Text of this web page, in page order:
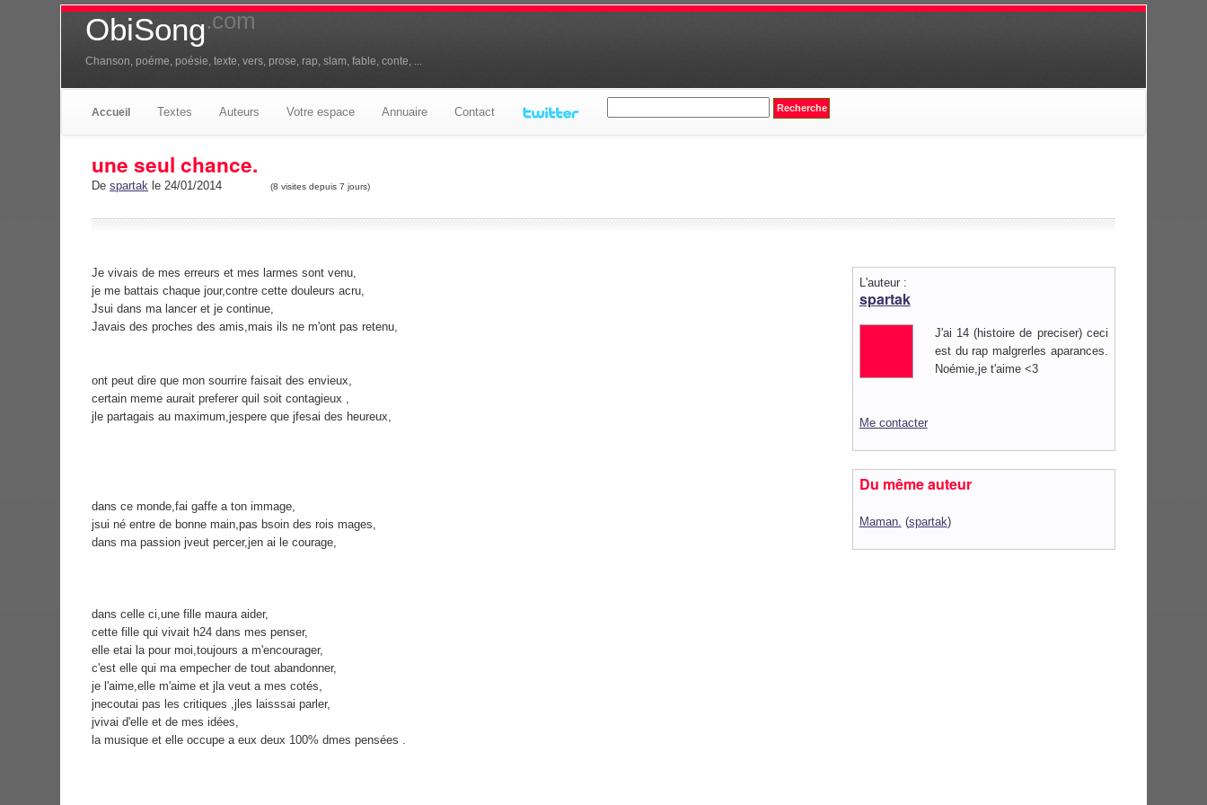
ObiSong.com
Chanson, poéme, poésie, texte, vers, prose, rap, slam, fable, conte, ...
Accueil Textes Auteurs Votre espace Annuaire Contact
une seul chance.
De spartak le 24/01/2014 (8 visites depuis 7 jours)
Je vivais de mes erreurs et mes larmes sont venu,
je me battais chaque jour,contre cette douleurs acru,
Jsui dans ma lancer et je continue,
Javais des proches des amis,mais ils ne m'ont pas retenu,
ont peut dire que mon sourrire faisait des envieux,
certain meme aurait preferer quil soit contagieux ,
jle partagais au maximum,jespere que jfesai des heureux,
dans ce monde,fai gaffe a ton immage,
jsui né entre de bonne main,pas bsoin des rois mages,
dans ma passion jveut percer,jen ai le courage,
dans celle ci,une fille maura aider,
cette fille qui vivait h24 dans mes penser,
elle etai la pour moi,toujours a m'encourager,
c'est elle qui ma empecher de tout abandonner,
je l'aime,elle m'aime et jla veut a mes cotés,
jnecoutai pas les critiques ,jles laisssai parler,
jvivai d'elle et de mes idées,
la musique et elle occupe a eux deux 100% dmes pensées .
L'auteur :
spartak
J'ai 14 (histoire de preciser) ceci
est du rap malgrerles aparances.
Noémie,je t'aime <3
Me contacter
Du même auteur
Maman. (spartak)